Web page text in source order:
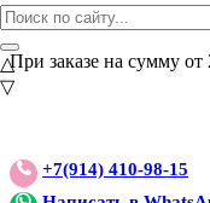
ВНИМАНИЕ АКЦИЯ!
При заказе на сумму от
+7(914) 410-98-15
△
▽